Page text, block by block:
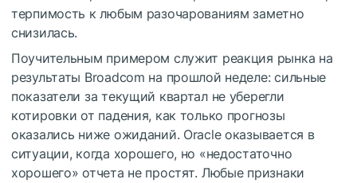
терпимость к любым разочарованиям заметно
снизилась.
Поучительным примером служит реакция рынка на
результаты Broadcom на прошлой неделе: сильные
показатели за текущий квартал не уберегли
котировки от падения, как только прогнозы
оказались ниже ожиданий. Oracle оказывается в
ситуации, когда хорошего, но «недостаточно
хорошего» отчета не простят. Любые признаки